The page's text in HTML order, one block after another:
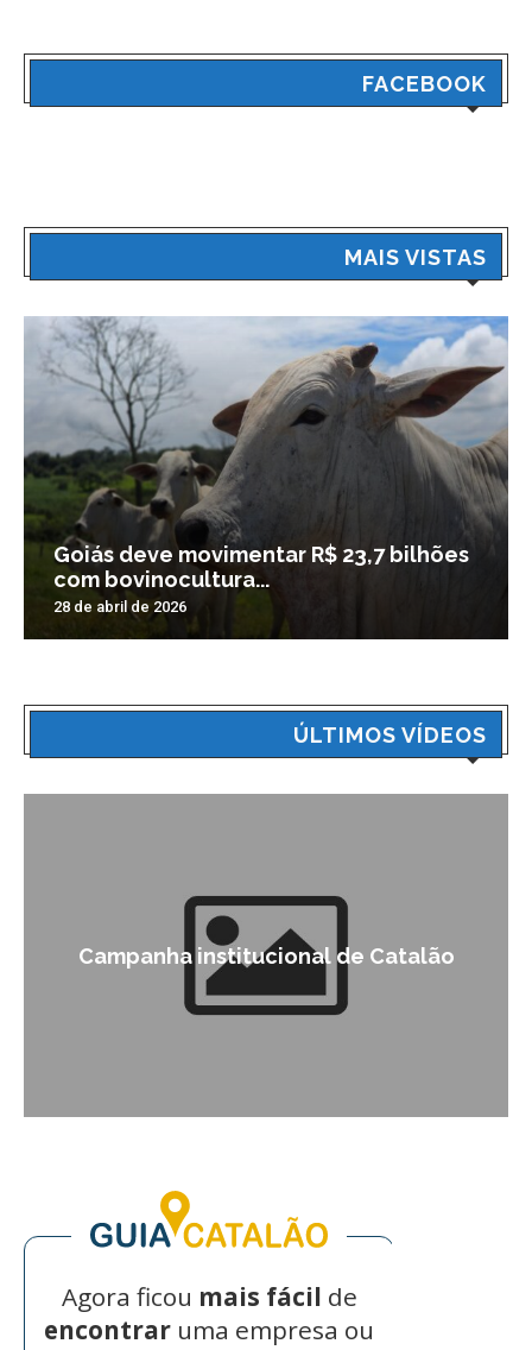
FACEBOOK
MAIS VISTAS
Goiás deve movimentar R$ 23,7 bilhões
com bovinocultura...
28 de abril de 2026
ÚLTIMOS VÍDEOS
Campanha institucional de Catalão